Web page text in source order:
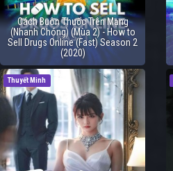
Cách Buôn Thuốc Trên Mạng
(Nhanh Chóng) (Mùa 2) - How to
Sell Drugs Online (Fast) Season 2
(2020)
Thuyết Minh